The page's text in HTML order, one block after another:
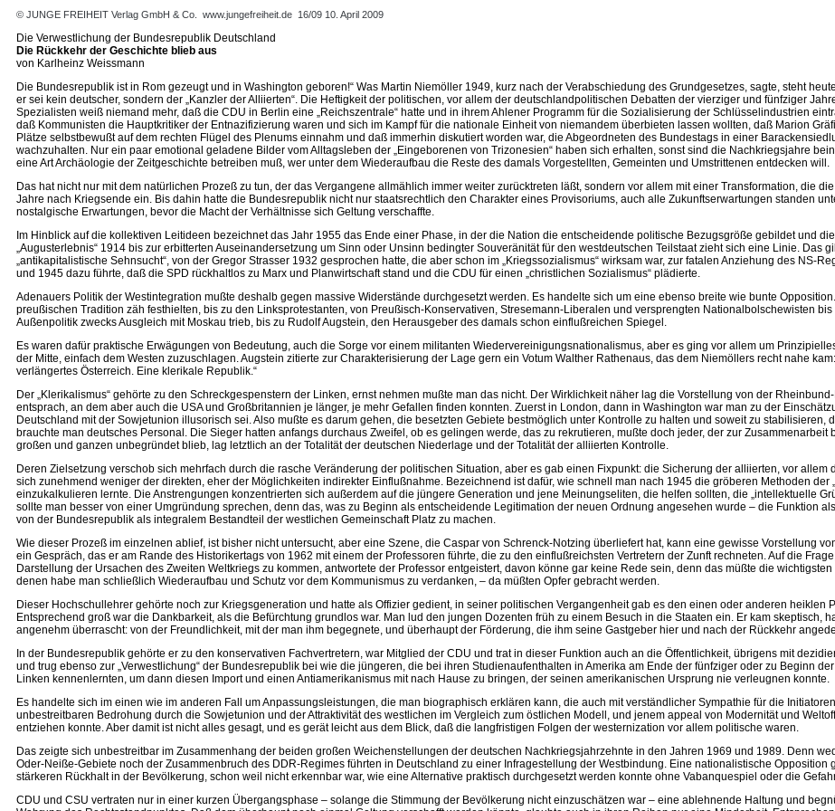
© JUNGE FREIHEIT Verlag GmbH & Co. www.jungefreiheit.de 16/09 10. April 2009
Die Verwestlichung der Bundesrepublik Deutschland
Die Rückkehr der Geschichte blieb aus
von Karlheinz Weissmann
Die Bundesrepublik ist in Rom gezeugt und in Washington geboren!“ Was Martin Niemöller 1949, kurz nach der Verabschiedung des Grundgesetzes, sagte, steht
er sei kein deutscher, sondern der „Kanzler der Alliierten“. Die Heftigkeit der politischen, vor allem der deutschlandpolitischen Debatten der vierziger und fünfziger
Spezialisten weiß niemand mehr, daß die CDU in Berlin eine „Reichszentrale“ hatte und in ihrem Ahlener Programm für die Sozialisierung der Schlüsselindustrien
daß Kommunisten die Hauptkritiker der Entnazifizierung waren und sich im Kampf für die nationale Einheit von niemandem überbieten lassen wollten, daß Marion
Plätze selbstbewußt auf dem rechten Flügel des Plenums einnahm und daß immerhin diskutiert worden war, die Abgeordneten des Bundestags in einer
wachzuhalten. Nur ein paar emotional geladene Bilder vom Alltagsleben der „Eingeborenen von Trizonesien“ haben sich erhalten, sonst sind die Nachkriegsjahre
eine Art Archäologie der Zeitgeschichte betreiben muß, wer unter dem Wiederaufbau die Reste des damals Vorgestellten, Gemeinten und Umstrittenen entdecken will.
Das hat nicht nur mit dem natürlichen Prozeß zu tun, der das Vergangene allmählich immer weiter zurücktreten läßt, sondern vor allem mit einer Transformation, die
Jahre nach Kriegsende ein. Bis dahin hatte die Bundesrepublik nicht nur staatsrechtlich den Charakter eines Provisoriums, auch alle Zukunftserwartungen standen
nostalgische Erwartungen, bevor die Macht der Verhältnisse sich Geltung verschaffte.
Im Hinblick auf die kollektiven Leitideen bezeichnet das Jahr 1955 das Ende einer Phase, in der die Nation die entscheidende politische Bezugsgröße gebildet und
„Augusterlebnis“ 1914 bis zur erbitterten Auseinandersetzung um Sinn oder Unsinn bedingter Souveränität für den westdeutschen Teilstaat zieht sich eine Linie. Das
„antikapitalistische Sehnsucht“, von der Gregor Strasser 1932 gesprochen hatte, die aber schon im „Kriegssozialismus“ wirksam war, zur fatalen Anziehung des NS-
und 1945 dazu führte, daß die SPD rückhaltlos zu Marx und Planwirtschaft stand und die CDU für einen „christlichen Sozialismus“ plädierte.
Adenauers Politik der Westintegration mußte deshalb gegen massive Widerstände durchgesetzt werden. Es handelte sich um eine ebenso breite wie bunte
preußischen Tradition zäh festhielten, bis zu den Linksprotestanten, von Preußisch-Konservativen, Stre­semann-Liberalen und versprengten Nationalbolschewisten
Außenpolitik zwecks Ausgleich mit Moskau trieb, bis zu Rudolf Augstein, den Herausgeber des damals schon einflußreichen Spiegel.
Es waren dafür praktische Erwägungen von Bedeutung, auch die Sorge vor einem militanten Wiedervereinigungsnationalismus, aber es ging vor allem um
der Mitte, einfach dem Westen zuzuschlagen. Augstein zitierte zur Charakterisierung der Lage gern ein Votum Walther Rathenaus, das dem Niemöllers recht nahe
verlängertes Österreich. Eine klerikale Republik.“
Der „Klerikalismus“ gehörte zu den Schreckgespenstern der Linken, ernst nehmen mußte man das nicht. Der Wirklichkeit näher lag die Vorstellung von der
entsprach, an dem aber auch die USA und Großbritannien je länger, je mehr Gefallen finden konnten. Zuerst in London, dann in Washing­ton war man zu der
Deutschland mit der Sowjetunion illusorisch sei. Also mußte es darum gehen, die besetzten Gebiete bestmöglich unter Kontrolle zu halten und soweit zu
brauchte man deutsches Personal. Die Sieger hatten anfangs durchaus Zweifel, ob es gelingen werde, das zu rekrutieren, mußte doch jeder, der zur
großen und ganzen unbegründet blieb, lag letztlich an der Totalität der deutschen Niederlage und der Totalität der alliierten Kontrolle.
Deren Zielsetzung verschob sich mehrfach durch die rasche Veränderung der politischen Situation, aber es gab einen Fixpunkt: die Sicherung der alliierten, vor
sich zunehmend weniger der direkten, eher der Möglichkeiten indirekter Einflußnahme. Bezeichnend ist dafür, wie schnell man nach 1945 die gröberen Methoden der
einzukalkulieren lernte. Die Anstrengungen konzentrierten sich außerdem auf die jüngere Generation und jene Meinungseliten, die helfen sollten, die „intellektuelle
sollte man besser von einer Umgründung sprechen, denn das, was zu Beginn als entscheidende Legitimation der neuen Ordnung angesehen wurde – die Funktion
von der Bundesrepublik als integralem Bestandteil der westlichen Gemeinschaft Platz zu machen.
Wie dieser Prozeß im einzelnen ablief, ist bisher nicht untersucht, aber eine Szene, die Caspar von Schrenck-Notzing überliefert hat, kann eine gewisse Vorstellung
ein Gespräch, das er am Rande des Historikertags von 1962 mit einem der Professoren führte, die zu den einflußreichsten Vertretern der Zunft rechneten. Auf die
Darstellung der Ursachen des Zweiten Weltkriegs zu kommen, antwortete der Professor entgeistert, davon könne gar keine Rede sein, denn das müßte die
denen habe man schließlich Wiederaufbau und Schutz vor dem Kommunismus zu verdanken, – da müßten Opfer gebracht werden.
Dieser Hochschullehrer gehörte noch zur Kriegsgeneration und hatte als Offizier gedient, in seiner politischen Vergangenheit gab es den einen oder anderen
Entsprechend groß war die Dankbarkeit, als die Befürchtung grundlos war. Man lud den jungen Dozenten früh zu einem Besuch in die Staaten ein. Er kam skeptisch,
angenehm überrascht: von der Freundlichkeit, mit der man ihm begegnete, und überhaupt der Förderung, die ihm seine Gastgeber hier und nach der Rückkehr
In der Bundesrepublik gehörte er zu den konservativen Fachvertretern, war Mitglied der CDU und trat in dieser Funktion auch an die Öffentlichkeit, übrigens mit
und trug ebenso zur „Verwestlichung“ der Bundesrepublik bei wie die jüngeren, die bei ihren Studienaufenthalten in Amerika am Ende der fünfziger oder zu Beginn
Linken kennenlernten, um dann diesen Import und einen Antiamerikanismus mit nach Hause zu bringen, der seinen amerikanischen Ursprung nie verleugnen konnte.
Es handelte sich im einen wie im anderen Fall um Anpassungsleistungen, die man biographisch erklären kann, die auch mit verständlicher Sympathie für die
unbestreitbaren Bedrohung durch die Sowjetunion und der Attraktivität des westlichen im Vergleich zum östlichen Modell, und jenem appeal von Modernität und
entziehen konnte. Aber damit ist nicht alles gesagt, und es gerät leicht aus dem Blick, daß die langfristigen Folgen der westernization vor allem politische waren.
Das zeigte sich unbestreitbar im Zusammenhang der beiden großen Weichenstellungen der deutschen Nachkriegsjahrzehnte in den Jahren 1969 und 1989. Denn
Oder-Neiße-Gebiete noch der Zusammenbruch des DDR-Regimes führten in Deutschland zu einer Infragestellung der Westbindung. Eine nationalistische
stärkeren Rückhalt in der Bevölkerung, schon weil nicht erkennbar war, wie eine Alternative praktisch durchgesetzt werden konnte ohne Vabanquespiel oder die
CDU und CSU vertraten nur in einer kurzen Übergangsphase – solange die Stimmung der Bevölkerung nicht einzuschätzen war – eine ablehnende Haltung und